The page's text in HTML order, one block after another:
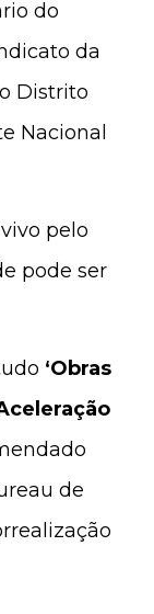
do
da
Distrito
Nacional
pelo
pode ser
‘Obras
de